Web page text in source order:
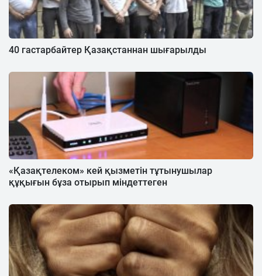
40 гастарбайтер Қазақстаннан шығарылды
«Қазақтелеком» кей қызметін тұтынушылар
құқығын бұза отырып міндеттеген